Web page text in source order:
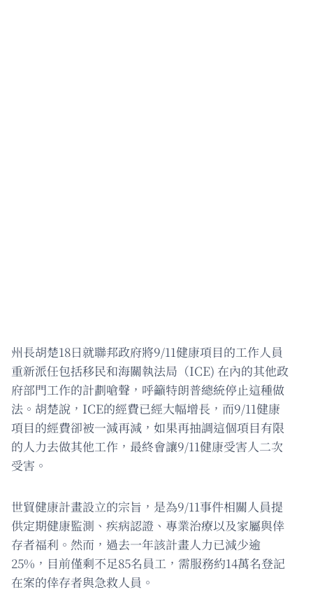
州長胡楚18日就聯邦政府將9/11健康項目的工作人員
重新派任包括移民和海關執法局（ICE) 在內的其他政
府部門工作的計劃嗆聲，呼籲特朗普總統停止這種做
法。胡楚說，ICE的經費已經大幅增長，而9/11健康
項目的經費卻被一減再減，如果再抽調這個項目有限
的人力去做其他工作，最終會讓9/11健康受害人二次
受害。
世貿健康計畫設立的宗旨，是為9/11事件相關人員提
供定期健康監測、疾病認證、專業治療以及家屬與倖
存者福利。然而，過去一年該計畫人力已減少逾
25%，目前僅剩不足85名員工，需服務約14萬名登記
在案的倖存者與急救人員。